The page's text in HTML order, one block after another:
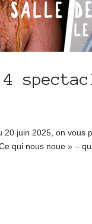
20 juin 2025, on
qui nous noue » –